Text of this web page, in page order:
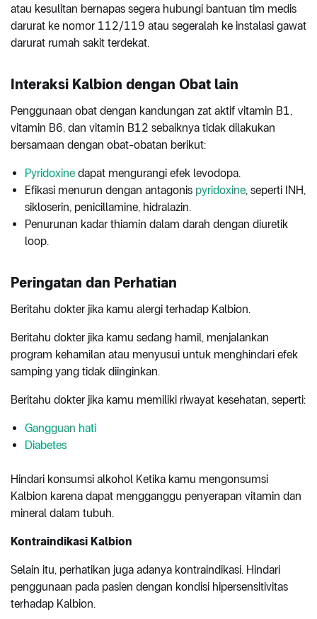
atau kesulitan bernapas segera hubungi bantuan tim medis
darurat ke nomor 112/119 atau segeralah ke instalasi gawat
darurat rumah sakit terdekat.
Interaksi Kalbion dengan Obat lain
Penggunaan obat dengan kandungan zat aktif vitamin B1,
vitamin B6, dan vitamin B12 sebaiknya tidak dilakukan
bersamaan dengan obat-obatan berikut:
Pyridoxine dapat mengurangi efek levodopa.
Efikasi menurun dengan antagonis pyridoxine, seperti INH,
sikloserin, penicillamine, hidralazin.
Penurunan kadar thiamin dalam darah dengan diuretik
loop.
Peringatan dan Perhatian
Beritahu dokter jika kamu alergi terhadap Kalbion.
Beritahu dokter jika kamu sedang hamil, menjalankan
program kehamilan atau menyusui untuk menghindari efek
samping yang tidak diinginkan.
Beritahu dokter jika kamu memiliki riwayat kesehatan, seperti:
Gangguan hati
Diabetes
Hindari konsumsi alkohol Ketika kamu mengonsumsi
Kalbion karena dapat mengganggu penyerapan vitamin dan
mineral dalam tubuh.
Kontraindikasi Kalbion
Selain itu, perhatikan juga adanya kontraindikasi. Hindari
penggunaan pada pasien dengan kondisi hipersensitivitas
terhadap Kalbion.